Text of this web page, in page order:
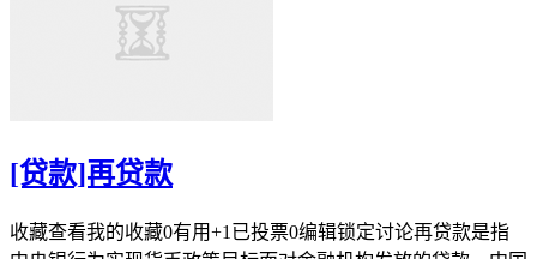
[贷款]再贷款
收藏查看我的收藏0有用+1已投票0编辑锁定讨论再贷款是指